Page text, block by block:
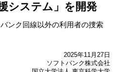
システム」を開発
ンク回線以外の利用者の捜索
2025年11月27日
ソフトバンク株式会社